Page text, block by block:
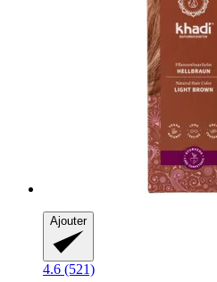
Ajouter
4.6 (521)